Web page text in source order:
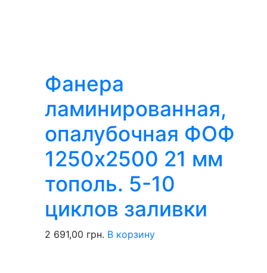
Фанера
ламинированная,
опалубочная ФОФ
1250х2500 21 мм
тополь. 5-10
циклов заливки
2 691,00 грн. В корзину